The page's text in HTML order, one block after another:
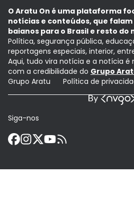
O Aratu On é uma plataforma
notícias e conteúdos, que falam
baianos para o Brasil e resto do
Política, segurança pública,
reportagens especiais, interior,
Aqui, tudo vira notícia e a notícia é
com a credibilidade do Grupo
Grupo Aratu
Política de
Siga-nos